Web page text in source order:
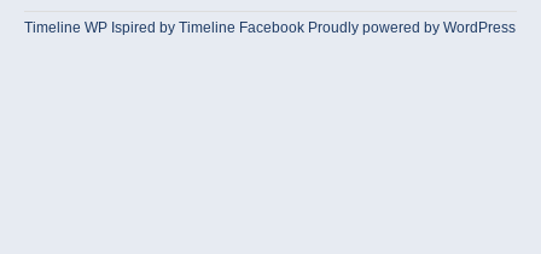
Timeline WP Ispired byTimeline Facebook Proudly powered by WordPress